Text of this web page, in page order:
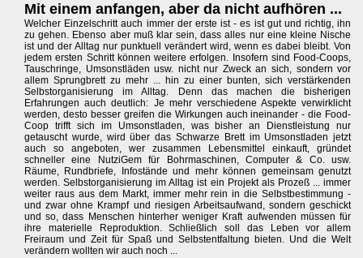
Mit einem anfangen, aber da nicht aufhören ...
Welcher Einzelschritt auch immer der erste ist - es ist gut und richtig, ihn
zu gehen. Ebenso aber muß klar sein, dass alles nur eine kleine Nische
ist und der Alltag nur punktuell verändert wird, wenn es dabei bleibt. Von
jedem ersten Schritt können weitere erfolgen. Insofern sind Food-Coops,
Tauschringe, Umsonstläden usw. nicht nur Zweck an sich, sondern vor
allem Sprungbrett zu mehr ... hin zu einer bunten, sich verstärkenden
Selbstorganisierung im Alltag. Denn das machen die bisherigen
Erfahrungen auch deutlich: Je mehr verschiedene Aspekte verwirklicht
werden, desto besser greifen die Wirkungen auch ineinander - die Food-
Coop trifft sich im Umsonstladen, was bisher an Dienstleistung nur
getauscht wurde, wird über das Schwarze Brett im Umsonstladen jetzt
auch so angeboten, wer zusammen Lebensmittel einkauft, gründet
schneller eine NutziGem für Bohrmaschinen, Computer & Co. usw.
Räume, Rundbriefe, Infostände und mehr können gemeinsam genutzt
werden. Selbstorganisierung im Alltag ist ein Projekt als Prozeß ... immer
weiter raus aus dem Markt, immer mehr rein in die Selbstbestimmung -
und zwar ohne Krampf und riesigen Arbeitsaufwand, sondern geschickt
und so, dass Menschen hinterher weniger Kraft aufwenden müssen für
ihre materielle Reproduktion. Schließlich soll das Leben vor allem
Freiraum und Zeit für Spaß und Selbstentfaltung bieten. Und die Welt
verändern wollten wir auch noch ...